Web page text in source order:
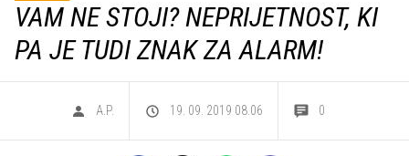
VAM NE STOJI? NEPRIJETNOST, KI
PA JE TUDI ZNAK ZA ALARM!
A.P. 19. 09. 2019 08.06 0